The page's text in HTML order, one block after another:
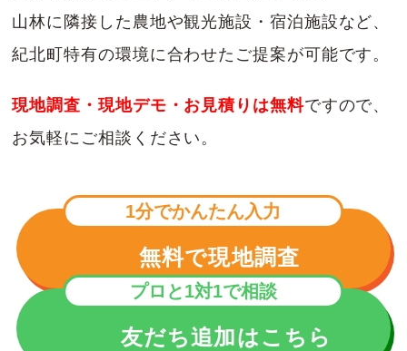
山林に隣接した農地や観光施設・宿泊施設など、
紀北町特有の環境に合わせたご提案が可能です。
現地調査・現地デモ・お見積りは無料ですので、
お気軽にご相談ください。
1分でかんたん入力
無料で現地調査
プロと1対1で相談
友だち追加はこちら